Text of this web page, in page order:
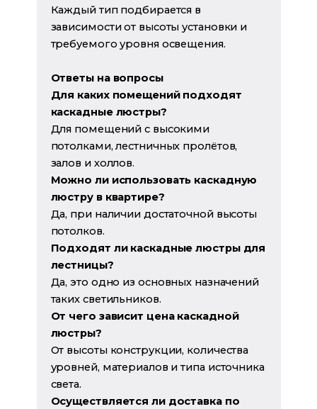
Каждый тип подбирается в
зависимости от высоты установки и
требуемого уровня освещения.
Ответы на вопросы
Для каких помещений подходят
каскадные люстры?
Для помещений с высокими
потолками, лестничных пролётов,
залов и холлов.
Можно ли использовать каскадную
люстру в квартире?
Да, при наличии достаточной высоты
потолков.
Подходят ли каскадные люстры для
лестницы?
Да, это одно из основных назначений
таких светильников.
От чего зависит цена каскадной
люстры?
От высоты конструкции, количества
уровней, материалов и типа источника
света.
Осуществляется ли доставка по